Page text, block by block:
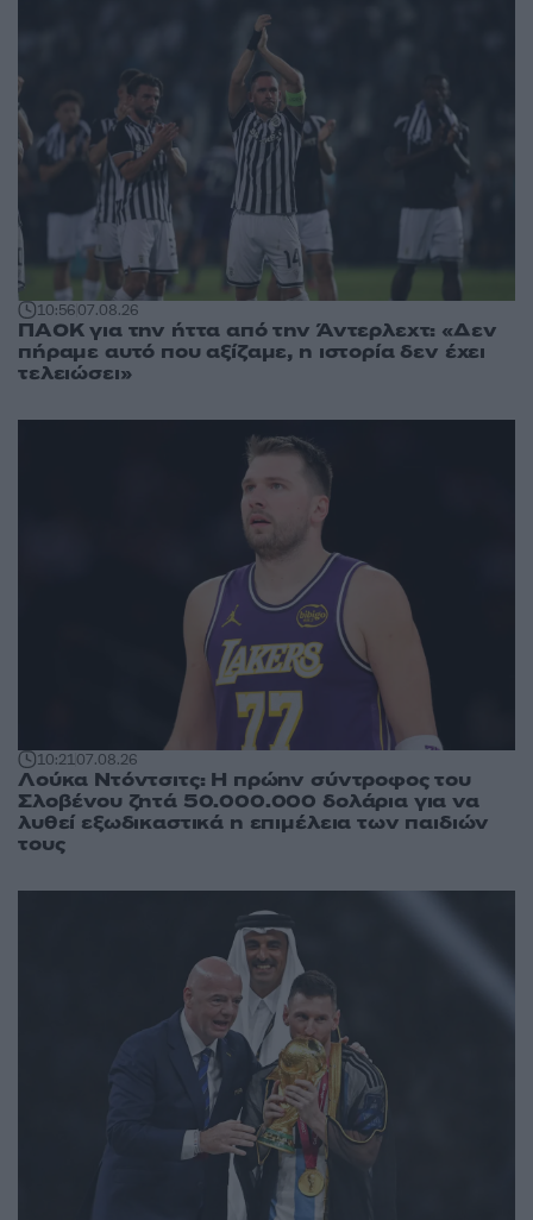
10:5607.08.26
ΠΑΟΚ για την ήττα από την Άντερλεχτ: «Δεν
πήραμε αυτό που αξίζαμε, η ιστορία δεν έχει
τελειώσει»
10:2107.08.26
Λούκα Ντόντσιτς: Η πρώην σύντροφος του
Σλοβένου ζητά 50.000.000 δολάρια για να
λυθεί εξωδικαστικά η επιμέλεια των παιδιών
τους